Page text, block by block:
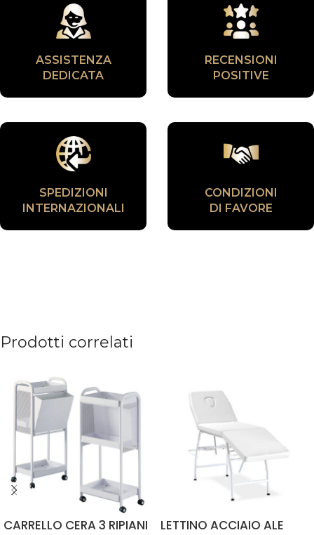
ASSISTENZA
DEDICATA
RECENSIONI
POSITIVE
SPEDIZIONI
INTERNAZIONALI
CONDIZIONI
DI FAVORE
Prodotti correlati
CARRELLO CERA 3 RIPIANI LETTINO ACCIAIO ALE